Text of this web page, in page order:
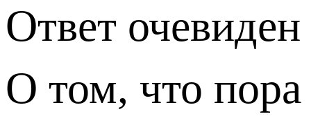
Ответ
О том, что пора